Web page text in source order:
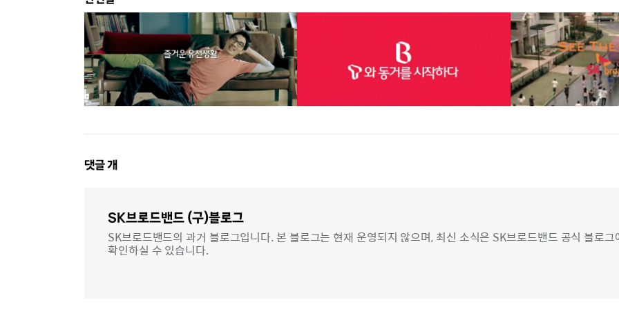
댓
댓글개
SK브로드밴드 (구)블로그
SK브로드밴드의 과거 블로그입니다. 본 블로그는 현재 운영되지 않으며, 최신 소식은 SK브로드밴드 공식 블로그
확인하실 수 있습니다.